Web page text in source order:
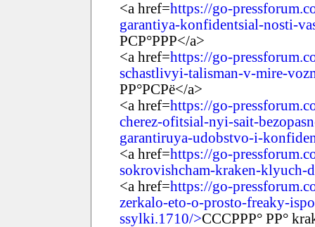
<a href=https://go-
garantiya-konfidentsial-nosti-
РСР°РРР</a>
<a href=https://go-
schastlivyi-talisman-v-mire-
РР°РСРё</a>
<a href=https://go-
cherez-ofitsial-nyi-sait-
garantiruya-udobstvo-i-
<a href=https://go-
sokrovishcham-kraken-klyuch-
<a href=https://go-
zerkalo-eto-o-prosto-freaky-
ssylki.1710/>СССРРР° РР°